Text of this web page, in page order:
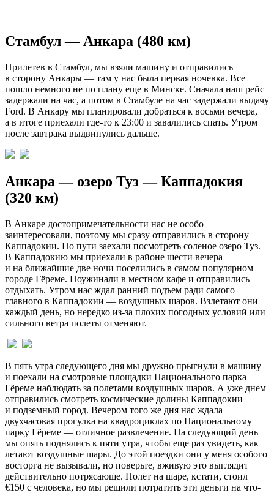
Стамбул — Анкара (480 км)
Прилетев в Стамбул, мы взяли машину и отправились
в сторону Анкары — там у нас была первая ночевка. Все
пошло немного не по плану еще в Минске. Сначала наш рейс
задержали на час, а потом в Стамбуле на час задержали выдачу
Ford. В Анкару мы планировали добраться к восьми вечера,
а в итоге приехали где-то к 23:00 и завалились спать. Утром
после завтрака выдвинулись дальше.
Анкара — озеро Туз — Каппадокия
(320 км)
В Анкаре достопримечательности нас не особо
заинтересовали, поэтому мы сразу отправились в сторону
Каппадокии. По пути заехали посмотреть соленое озеро Туз.
В Каппадокию мы приехали в районе шести вечера
и на ближайшие две ночи поселились в самом популярном
городе Гёреме. Поужинали в местном кафе и отправились
отдыхать. Утром нас ждал ранний подъем ради самого
главного в Каппадокии — воздушных шаров. Взлетают они
каждый день, но нередко из-за плохих погодных условий или
сильного ветра полеты отменяют.
В пять утра следующего дня мы дружно прыгнули в машину
и поехали на смотровые площадки Национального парка
Гёреме наблюдать за полетами воздушных шаров. А уже днем
отправились смотреть космические долины Каппадокии
и подземный город. Вечером того же дня нас ждала
двухчасовая прогулка на квадроциклах по Национальному
парку Гёреме — отличное развлечение. На следующий день
мы опять поднялись к пяти утра, чтобы еще раз увидеть, как
летают воздушные шары. До этой поездки они у меня особого
восторга не вызывали, но поверьте, вживую это выглядит
действительно потрясающе. Полет на шаре, кстати, стоил
€150 с человека, но мы решили потратить эти деньги на что-